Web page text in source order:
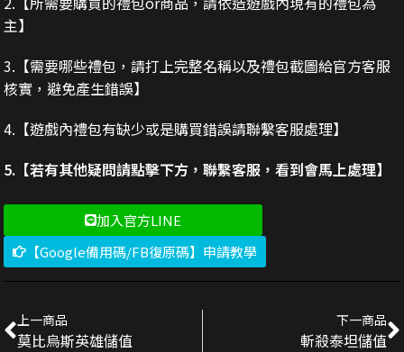
主】
3. 【需要哪些禮包，請打上完整名稱以及禮包截圖給官方客服
核實，避免產生錯誤】
4.【遊戲內禮包有缺少或是購買錯誤請聯繫客服處理】
5.【若有其他疑問請點擊下方，聯繫客服，看到會馬上處理】
加入官方LINE
【Google備用碼/FB復原碼】申請教學
上一商品
莫比烏斯英雄儲值
下一商品
斬殺泰坦儲值